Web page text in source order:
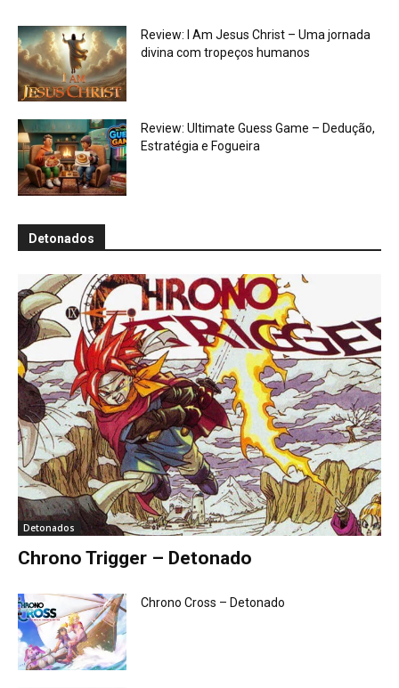
Review: I Am Jesus Christ – Uma jornada
divina com tropeços humanos
Review: Ultimate Guess Game – Dedução,
Estratégia e Fogueira
Detonados
Detonados
Chrono Trigger – Detonado
Chrono Cross – Detonado